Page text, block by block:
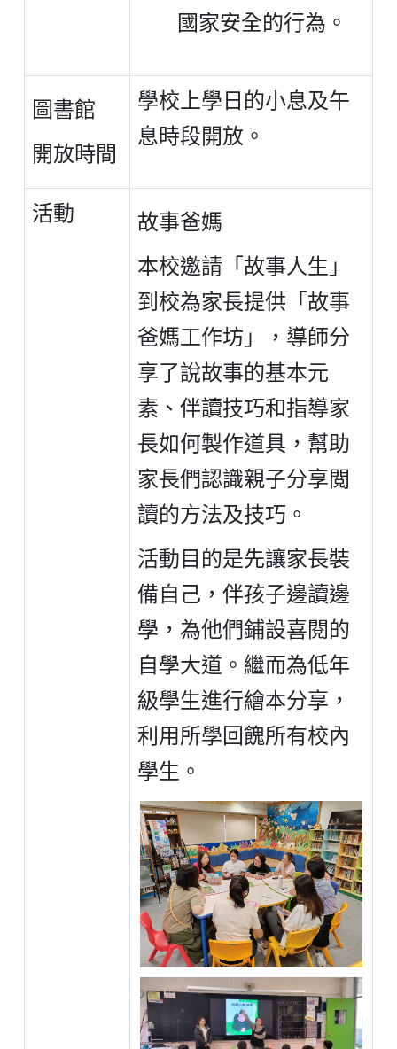
國家安全的行為。
圖書館
開放時間
學校上學日的小息及午
息時段開放。
活動
故事爸媽
本校邀請「故事人生」
到校為家長提供「故事
爸媽工作坊」，導師分
享了說故事的基本元
素、伴讀技巧和指導家
長如何製作道具，幫助
家長們認識親子分享閲
讀的方法及技巧。
活動目的是先讓家長裝
備自己，伴孩子邊讀邊
學，為他們鋪設喜閱的
自學大道。繼而為低年
級學生進行繪本分享，
利用所學回餽所有校內
學生。